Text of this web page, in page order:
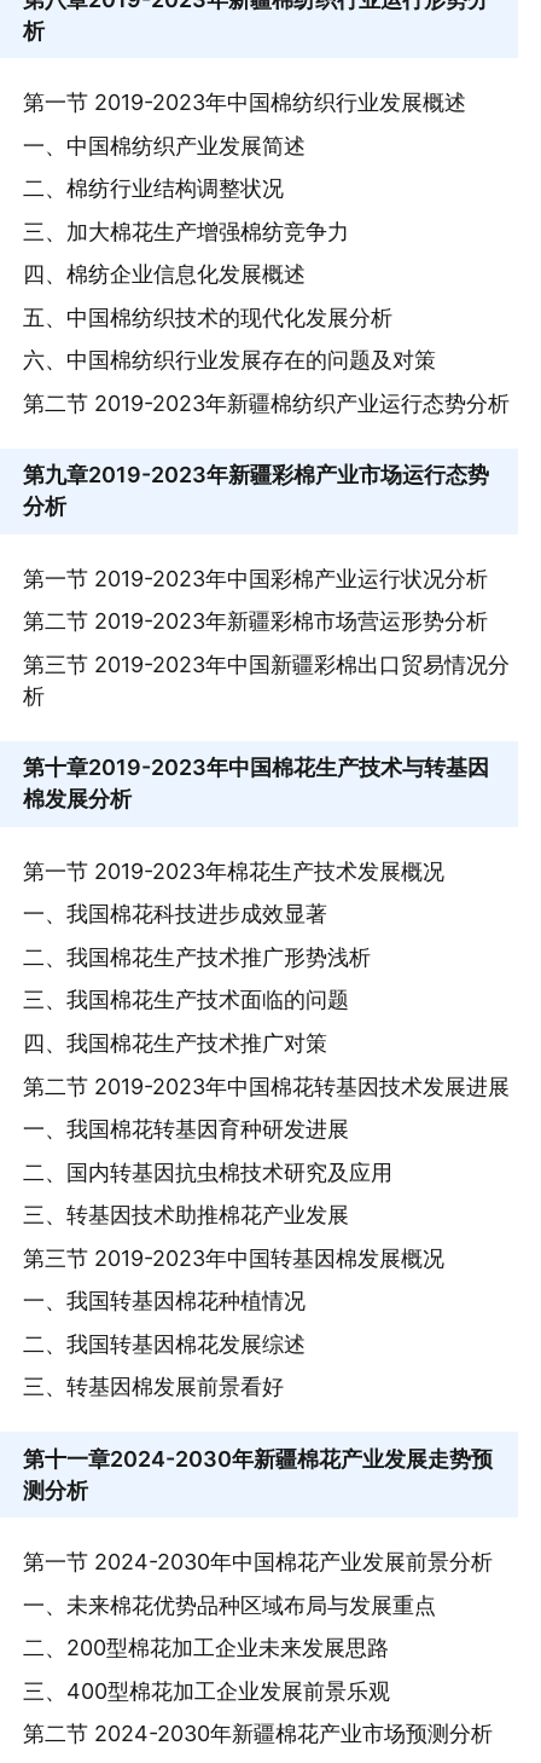
析
第一节 2019-2023年中国棉纺织行业发展概述
一、中国棉纺织产业发展简述
二、棉纺行业结构调整状况
三、加大棉花生产增强棉纺竞争力
四、棉纺企业信息化发展概述
五、中国棉纺织技术的现代化发展分析
六、中国棉纺织行业发展存在的问题及对策
第二节 2019-2023年新疆棉纺织产业运行态势分析
第九章2019-2023年新疆彩棉产业市场运行态势
分析
第一节 2019-2023年中国彩棉产业运行状况分析
第二节 2019-2023年新疆彩棉市场营运形势分析
第三节 2019-2023年中国新疆彩棉出口贸易情况分
析
第十章2019-2023年中国棉花生产技术与转基因
棉发展分析
第一节 2019-2023年棉花生产技术发展概况
一、我国棉花科技进步成效显著
二、我国棉花生产技术推广形势浅析
三、我国棉花生产技术面临的问题
四、我国棉花生产技术推广对策
第二节 2019-2023年中国棉花转基因技术发展进展
一、我国棉花转基因育种研发进展
二、国内转基因抗虫棉技术研究及应用
三、转基因技术助推棉花产业发展
第三节 2019-2023年中国转基因棉发展概况
一、我国转基因棉花种植情况
二、我国转基因棉花发展综述
三、转基因棉发展前景看好
第十一章2024-2030年新疆棉花产业发展走势预
测分析
第一节 2024-2030年中国棉花产业发展前景分析
一、未来棉花优势品种区域布局与发展重点
二、200型棉花加工企业未来发展思路
三、400型棉花加工企业发展前景乐观
第二节 2024-2030年新疆棉花产业市场预测分析